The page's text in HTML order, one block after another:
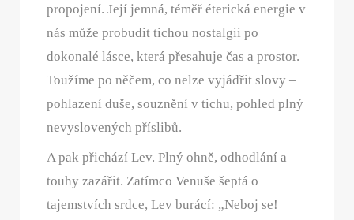
propojení. Její jemná, téměř éterická energie v
nás může probudit tichou nostalgii po
dokonalé lásce, která přesahuje čas a prostor.
Toužíme po něčem, co nelze vyjádřit slovy –
pohlazení duše, souznění v tichu, pohled plný
nevyslovených příslibů.
A pak přichází Lev. Plný ohně, odhodlání a
touhy zazářit. Zatímco Venuše šeptá o
tajemstvích srdce, Lev burácí: „Neboj se!